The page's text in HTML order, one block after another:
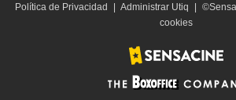
Política de Privacidad
| Administrar Utiq |
cookies